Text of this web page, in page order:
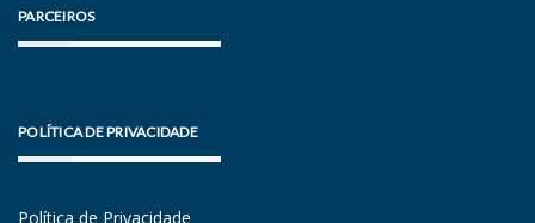
PARCEIROS
POLÍTICA DE PRIVACIDADE
Política de Privacidade